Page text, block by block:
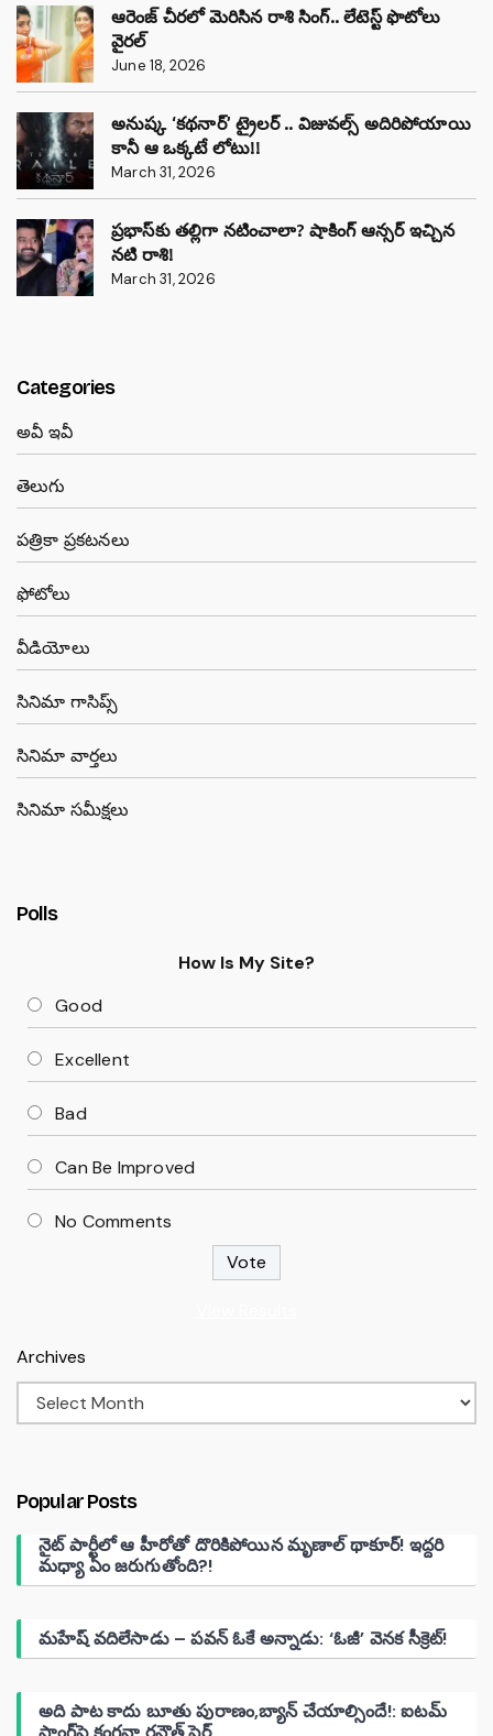
ఆరెంజ్ చీరలో మెరిసిన రాశి సింగ్.. లేటెస్ట్ ఫొటోలు
వైరల్
June 18, 2026
అనుష్క ‘కథనార్’ ట్రైలర్ .. విజువల్స్ అదిరిపోయాయి
కానీ ఆ ఒక్కటే లోటు!!
March 31, 2026
ప్రభాస్‌కు తల్లిగా నటించాలా? షాకింగ్ ఆన్సర్ ఇచ్చిన
నటి రాశి!
March 31, 2026
Categories
అవీ ఇవీ
తెలుగు
పత్రికా ప్రకటనలు
ఫోటోలు
వీడియోలు
సినిమా గాసిప్స్
సినిమా వార్తలు
సినిమా సమీక్షలు
Polls
How Is My Site?
Good
Excellent
Bad
Can Be Improved
No Comments
Archives
Popular Posts
నైట్ పార్టీలో ఆ హీరోతో దొరికిపోయిన మృణాల్ థాకూర్! ఇద్దరి
మధ్యా ఏం జరుగుతోంది?!
మహేష్ వదిలేసాడు – పవన్ ఓకే అన్నాడు: ‘ఓజీ’ వెనక సీక్రెట్!
అది పాట కాదు బూతు పురాణం,బ్యాన్ చేయాల్సిందే!: ఐటమ్